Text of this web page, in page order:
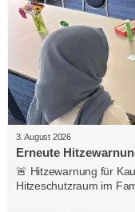
3. August 2026
Erneute
🚨 Hitzewarnung für
Hitzeschutzraum im